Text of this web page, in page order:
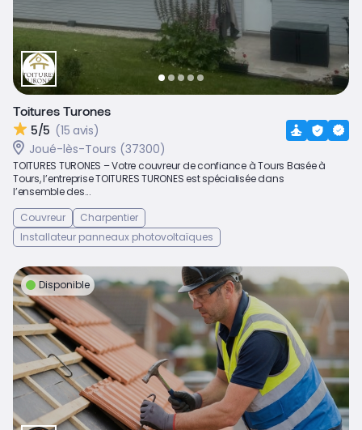
Toitures Turones
5/5 (15 avis)
Joué-lès-Tours (37300)
TOITURES TURONES – Votre couvreur de confiance à Tours Basée à
Tours, l’entreprise TOITURES TURONES est spécialisée dans
l’ensemble des...
Couvreur
Charpentier
Installateur panneaux photovoltaïques
Disponible